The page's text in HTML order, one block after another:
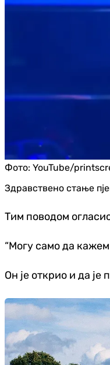
Фото: YouTube/
Здравствено стање
Тим поводом
“Могу само да
Он је открио и да